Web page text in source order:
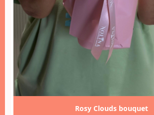
Rosy Clouds bouquet